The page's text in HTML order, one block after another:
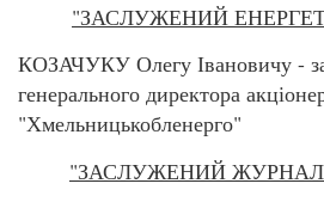
"ЗАСЛУЖЕНИЙ
КОЗАЧУКУ Олегу Івановичу -
генерального директора
"Хмельницькобленерго"
"ЗАСЛУЖЕНИЙ